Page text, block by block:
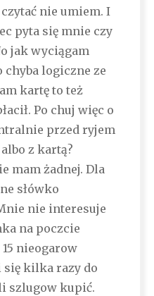
nie umiem. I
pyta się mnie czy
jak wyciągam
logiczne ze
kartę to też
Po chuj więc o
przed ryjem
z kartą?
mam żadnej. Dla
słówko
nie interesuje
na poczcie
nieogarow
się kilka razy do
szlugow kupić.